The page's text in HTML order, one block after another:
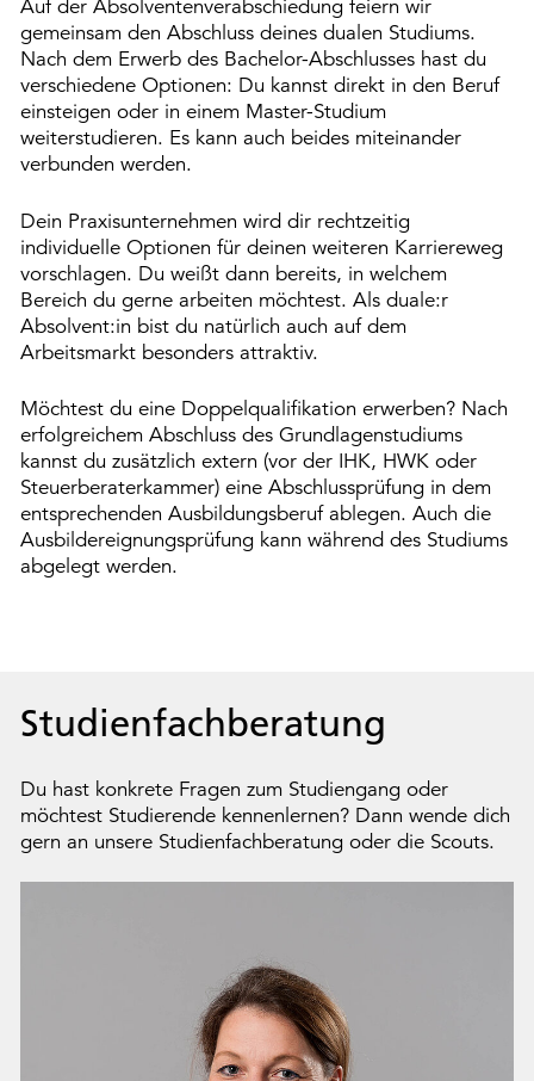
Auf der Absolventenverabschiedung feiern wir
gemeinsam den Abschluss deines dualen Studiums.
Nach dem Erwerb des Bachelor-Abschlusses hast du
verschiedene Optionen: Du kannst direkt in den Beruf
einsteigen oder in einem Master-Studium
weiterstudieren. Es kann auch beides miteinander
verbunden werden.
Dein Praxisunternehmen wird dir rechtzeitig
individuelle Optionen für deinen weiteren Karriereweg
vorschlagen. Du weißt dann bereits, in welchem
Bereich du gerne arbeiten möchtest. Als duale:r
Absolvent:in bist du natürlich auch auf dem
Arbeitsmarkt besonders attraktiv.
Möchtest du eine Doppelqualifikation erwerben? Nach
erfolgreichem Abschluss des Grundlagenstudiums
kannst du zusätzlich extern (vor der IHK, HWK oder
Steuerberaterkammer) eine Abschlussprüfung in dem
entsprechenden Ausbildungsberuf ablegen. Auch die
Ausbildereignungsprüfung kann während des Studiums
abgelegt werden.
Studienfachberatung
Du hast konkrete Fragen zum Studiengang oder
möchtest Studierende kennenlernen? Dann wende dich
gern an unsere Studienfachberatung oder die Scouts.